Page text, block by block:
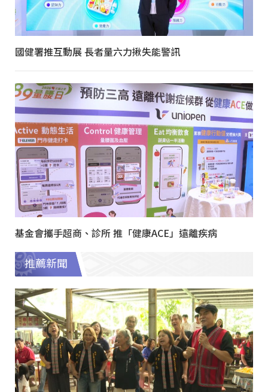
國健署推互動展 長者量六力揪失能警訊
基金會攜手超商、診所 推「健康ACE」遠離疾病
推薦新聞